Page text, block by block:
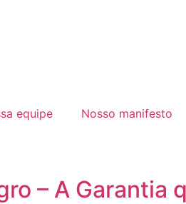
equipe Nosso manifesto
– A Garantia